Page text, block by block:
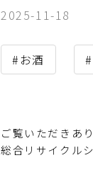
2025-11-18
#お酒
ご覧いただきあ
総合リサイクル